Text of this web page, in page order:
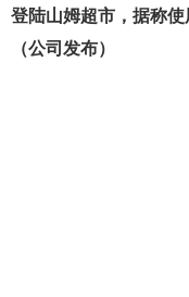
登陆山姆超市，据称使
（公司发布）